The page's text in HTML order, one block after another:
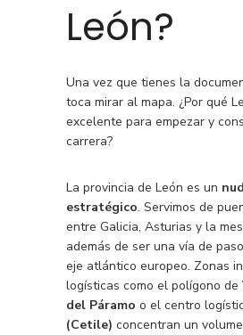
León?
Una vez que tienes la
toca mirar al mapa. ¿Por qué
excelente para empezar y
carrera?
La provincia de León es un
estratégico. Servimos de
entre Galicia, Asturias y la
además de ser una vía de
eje atlántico europeo. Zonas
logísticas como el polígono de
del Páramo o el centro
(Cetile) concentran un